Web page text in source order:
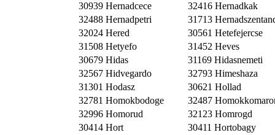
30939 Hernadcece
32416 Hernadkak
32488 Hernadpetri
31713
32024 Hered
30561 Hetefejercse
31508 Hetyefo
31452 Heves
30679 Hidas
31169 Hidasnemeti
32567 Hidvegardo
32793 Himeshaza
31301 Hodasz
30621 Hollad
32781 Homokbodoge
32487
32996 Homorud
32123 Homrogd
30414 Hort
30411 Hortobagy